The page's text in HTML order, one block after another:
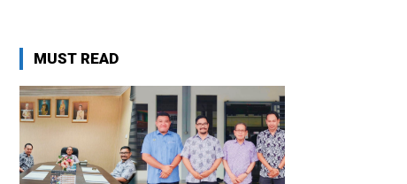
MUST READ